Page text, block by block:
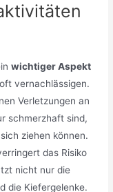
wichtiger Aspekt
vernachlässigen.
Verletzungen an
schmerzhaft sind,
ziehen können.
das Risiko
nicht nur die
die Kiefergelenke.